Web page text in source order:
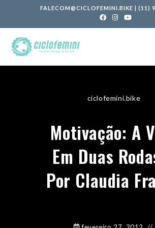
FALECOM@CICLOFEMINI.BIKE | (11)
ciclofemini.bike
Motivação: A
Em Duas
Por Claudia